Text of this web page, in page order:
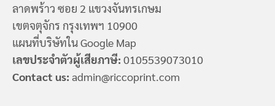
ลาดพร้าว ซอย 2 แขวงจันทรเกษม
เขตจตุจักร กรุงเทพฯ 10900
แผนที่บริษัทใน Google Map
เลขประจำตัวผู้เสียภาษี: 0105539073010
Contact us: admin@riccoprint.com